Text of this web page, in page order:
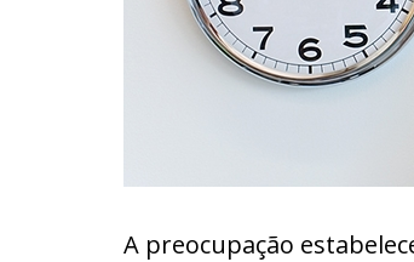
A preocupação